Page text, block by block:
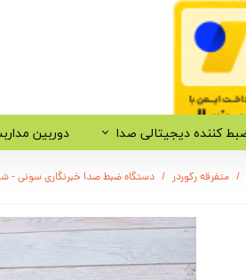
کننده دیجیتالی صدا دوربین
متفرقه رکوردر دستگاه ضبط صدا خبرنگاری سونی -